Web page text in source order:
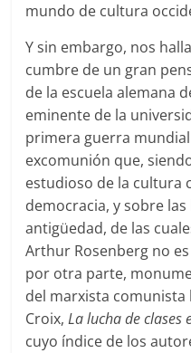
mundo de cultura
Y sin embargo, nos
cumbre de un gran
de la escuela alemana
eminente de la
primera guerra
excomunión que,
estudioso de la cultura
democracia, y sobre
antigüedad, de las
Arthur Rosenberg no
por otra parte,
del marxista comunista
Croix,La lucha de clases
cuyo índice de los